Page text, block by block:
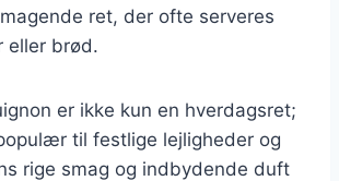
ret, der ofte serveres
eller brød.
er ikke kun en hverdagsret;
til festlige lejligheder og
rige smag og indbydende duft